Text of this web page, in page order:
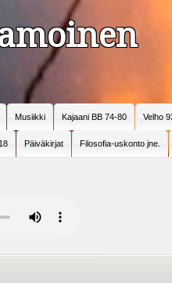
Musiikki Kajaani BB 74-80 Velho
Päiväkirjat Filosofia-uskonto jne.